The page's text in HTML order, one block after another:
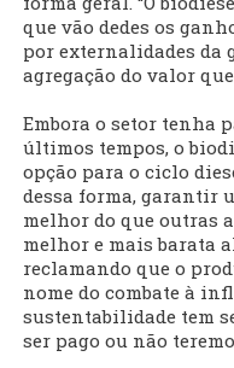
que vão dedes os
por externalidades da
agregação do valor
Embora o setor tenha
últimos tempos, o
opção para o ciclo
dessa forma, garantir
melhor do que outras
melhor e mais barata
reclamando que o
nome do combate à
sustentabilidade tem
ser pago ou não